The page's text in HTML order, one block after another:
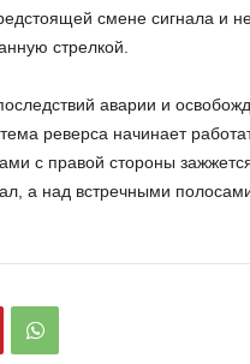
смене сигнала и
стрелкой.
аварии и
реверса начинает
с правой стороны
а над встречными